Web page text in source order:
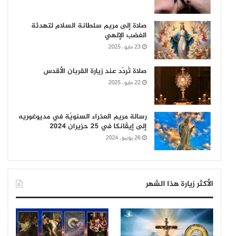
صلاة إلى مريم سلطانة السلام لتهدئة
الغضب الإلهي
23 مايو، 2025
صلاة تُردّد عند زيارة القربان الأقدس
22 مايو، 2025
رسالة مريم العذراء السنويّة في مديوغوريه
إلى إيڤانكا في 25 حزيران 2024
26 يونيو، 2024
الأكثر زيارة هذا الشهر